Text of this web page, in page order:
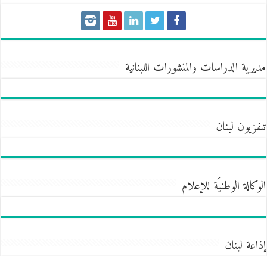
مديرية الدراسات والمنشورات اللبنانية
تلفزيون لبنان
الوكالة الوطنيَة للإعلام
إذاعة لبنان